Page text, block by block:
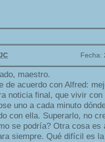
Fecha:
maestro.
de acuerdo con Alfred:
noticia final, que vivir con
uno a cada minuto
con ella. Superarlo, no
se podría? Otra cosa es
siempre. Qué difícil es